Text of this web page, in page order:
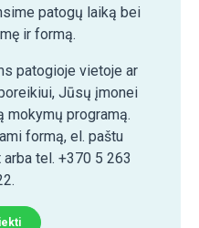
patogų laiką bei
ir formą.
patogioje vietoje ar
Jūsų įmonei
mokymų programą.
formą, el. paštu
tel. +370 5 263